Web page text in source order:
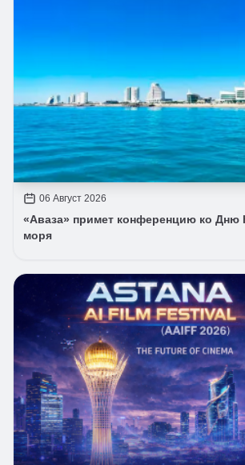
06 Август 2026
«Аваза» примет конференцию ко Дню
моря